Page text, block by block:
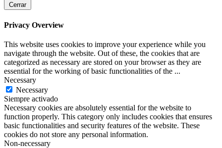
Cerrar
Privacy Overview
This website uses cookies to improve your experience while you
navigate through the website. Out of these, the cookies that are
categorized as necessary are stored on your browser as they are
essential for the working of basic functionalities of the ...
Necessary
Necessary
Siempre activado
Necessary cookies are absolutely essential for the website to
function properly. This category only includes cookies that ensures
basic functionalities and security features of the website. These
cookies do not store any personal information.
Non-necessary